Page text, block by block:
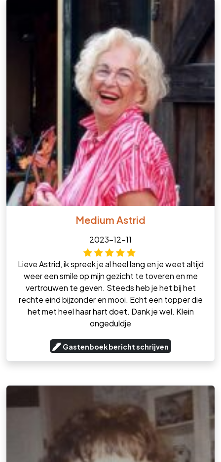
Medium Astrid
2023-12-11
Lieve Astrid, ik spreek je al heel lang en je weet altijd
weer een smile op mijn gezicht te toveren en me
vertrouwen te geven. Steeds heb je het bij het
rechte eind bijzonder en mooi. Echt een topper die
het met heel haar hart doet. Dank je wel. Klein
ongeduldje
Gastenboek bericht schrijven